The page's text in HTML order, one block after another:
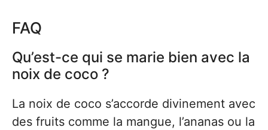
FAQ
Qu’est-ce qui se marie bien avec la
noix de coco ?
La noix de coco s’accorde divinement avec
des fruits comme la mangue, l’ananas ou la